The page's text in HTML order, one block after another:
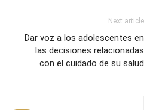
Next article
Dar voz a los adolescentes en
las decisiones relacionadas
con el cuidado de su salud